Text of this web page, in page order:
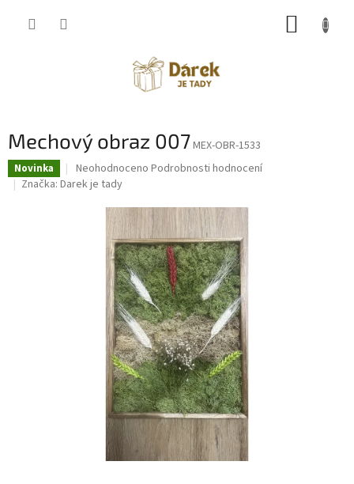
Mechový obraz 007MEX-OBR-1533
Novinka
Průměrné
hodnocení
hvězdiček.
Neohodnoceno Podrobnosti hodnocení
Značka: Darek je tady